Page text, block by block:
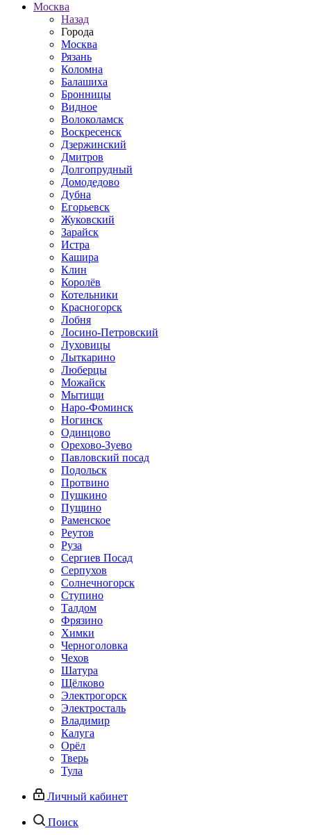
Москва
Назад
Города
Москва
Рязань
Коломна
Балашиха
Бронницы
Видное
Волоколамск
Воскресенск
Дзержинский
Дмитров
Долгопрудный
Домодедово
Дубна
Егорьевск
Жуковский
Зарайск
Истра
Кашира
Клин
Королёв
Котельники
Красногорск
Лобня
Лосино-Петровский
Луховицы
Лыткарино
Люберцы
Можайск
Мытищи
Наро-Фоминск
Ногинск
Одинцово
Орехово-Зуево
Павловский посад
Подольск
Протвино
Пушкино
Пущино
Раменское
Реутов
Руза
Сергиев Посад
Серпухов
Солнечногорск
Ступино
Талдом
Фрязино
Химки
Черноголовка
Чехов
Шатура
Щёлково
Электрогорск
Электросталь
Владимир
Калуга
Орёл
Тверь
Тула
Личный кабинет
Поиск